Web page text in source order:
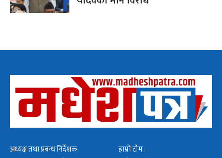
अध्यक्ष तथा प्रबन्ध निर्देशक: हाम्रो टीम :